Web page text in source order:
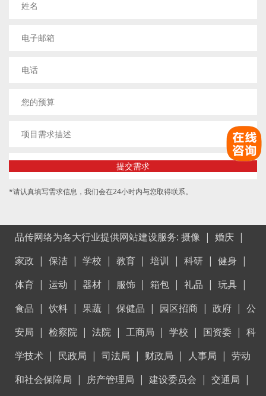
*请认真填写需求信息，我们会在24小时内与您取得联系。
品传网络为各大行业提供网站建设服务: 摄像 | 婚庆 |
家政 | 保洁 | 学校 | 教育 | 培训 | 科研 | 健身 |
体育 | 运动 | 器材 | 服饰 | 箱包 | 礼品 | 玩具 |
食品 | 饮料 | 果蔬 | 保健品 | 园区招商 | 政府 | 公
安局 | 检察院 | 法院 | 工商局 | 学校 | 国资委 | 科
学技术 | 民政局 | 司法局 | 财政局 | 人事局 | 劳动
和社会保障局 | 房产管理局 | 建设委员会 | 交通局 |